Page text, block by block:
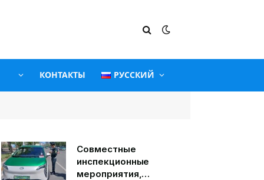
КОНТАКТЫ РУССКИЙ
Совместные
инспекционные
мероприятия,